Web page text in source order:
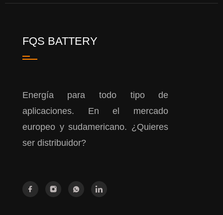
FQS BATTERY
Energía para todo tipo de
aplicaciones. En el mercado
europeo y sudamericano. ¿Quieres
ser distribuidor?